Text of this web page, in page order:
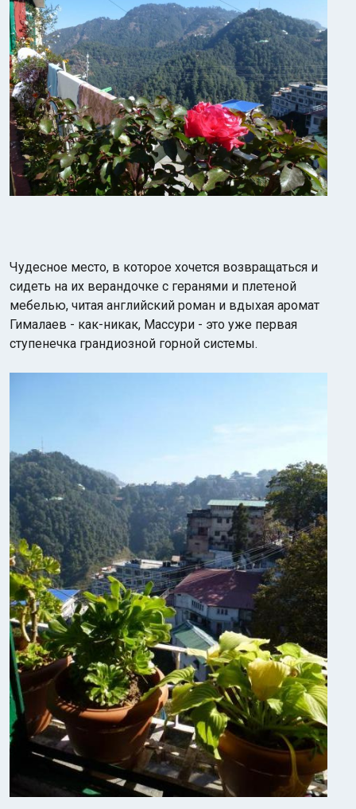
Чудесное место, в которое хочется возвращаться и
сидеть на их верандочке с геранями и плетеной
мебелью, читая английский роман и вдыхая аромат
Гималаев - как-никак, Массури - это уже первая
ступенечка грандиозной горной системы.